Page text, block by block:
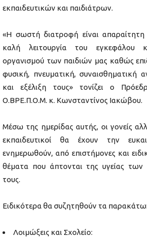
εκπαιδευτικών και παιδιάτρων.
«Η σωστή διατροφή είναι απαραίτητη
καλή λειτουργία του εγκεφάλου
οργανισμού των παιδιών μας καθώς
φυσική, πνευματική, συναισθηματική
και εξέλιξη τους» τονίζει ο
Ο.ΒΡΕ.Π.Ο.Μ. κ. Κωνσταντίνος Ιακώβου.
Μέσω της ημερίδας αυτής, οι γονείς
εκπαιδευτικοί θα έχουν την
ενημερωθούν, από επιστήμονες και
θέματα που άπτονται της υγείας των
τους.
Ειδικότερα θα συζητηθούν τα παρακάτω:
Λοιμώξεις και Σχολείο: